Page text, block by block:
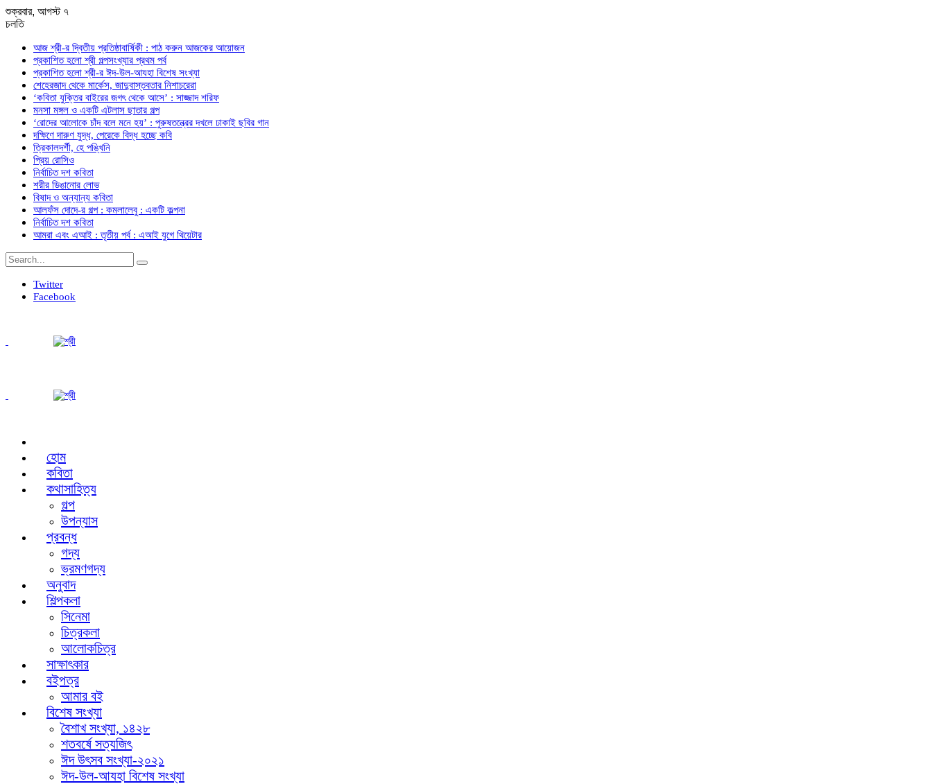
শুক্রবার, আগস্ট ৭
চলতি
আজ শ্রী-র দ্বিতীয় প্রতিষ্ঠাবার্ষিকী : পাঠ করুন আজকের আয়োজন
প্রকাশিত হলো শ্রী গল্পসংখ্যার প্রথম পর্ব
প্রকাশিত হলো শ্রী-র ঈদ-উল-আযহা বিশেষ সংখ্যা
শেহেরজাদ থেকে মার্কেস, জাদুবাস্তবতার নিশাচরেরা
‘কবিতা যুক্তির বাইরের জগৎ থেকে আসে’ : সাজ্জাদ শরিফ
মনসা মঙ্গল ও একটি এটলাস ছাতার গল্প
‘রোদের আলোকে চাঁদ বলে মনে হয়’ : পুরুষতন্ত্রের দখলে ঢাকাই ছবির গান
দক্ষিণে দারুণ যুদ্ধ, পেরেকে বিদ্ধ হচ্ছে কবি
ত্রিকালদর্শী, হে পঙ্খিনি
প্রিয় রোসিও
নির্বাচিত দশ কবিতা
শরীর ডিঙানোর লোভ
বিষাদ ও অন্যান্য কবিতা
আলফঁস দোদে-র গল্প : কমলালেবু : একটি কল্পনা
নির্বাচিত দশ কবিতা
আমরা এবং এআই : তৃতীয় পর্ব : এআই যুগে থিয়েটার
Twitter
Facebook
হোম
কবিতা
কথাসাহিত্য
গল্প
উপন্যাস
প্রবন্ধ
গদ্য
ভ্রমণগদ্য
অনুবাদ
শিল্পকলা
সিনেমা
চিত্রকলা
আলোকচিত্র
সাক্ষাৎকার
বইপত্র
আমার বই
বিশেষ সংখ্যা
বৈশাখ সংখ্যা, ১৪২৮
শতবর্ষে সত্যজিৎ
ঈদ উৎসব সংখ্যা-২০২১
ঈদ-উল-আযহা বিশেষ সংখ্যা